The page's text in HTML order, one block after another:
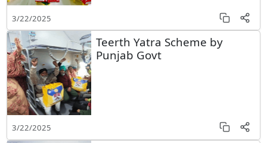
3/22/2025
Teerth Yatra Scheme by
Punjab Govt
3/22/2025